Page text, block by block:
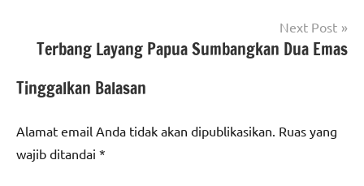
Next Post
Terbang Layang Papua Sumbangkan Dua Emas
Tinggalkan Balasan
Alamat email Anda tidak akan dipublikasikan. Ruas yang
wajib ditandai *